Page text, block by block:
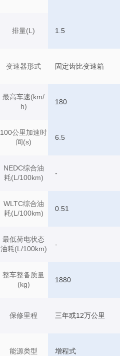
排量(L)
变速器形式
最高车速(km/
h)
100公里加速时
间(s)
NEDC综合油
耗(L/100km)
WLTC综合油
耗(L/100km)
最低荷电状态
油耗(L/100km)
整车整备质量
(kg)
保修里程
能源类型
1.5
固定齿比变速箱
180
6.5
-
0.51
-
1880
三年或12万公里
增程式